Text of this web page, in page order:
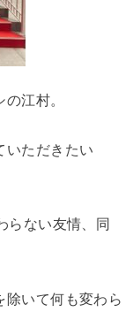
江村。
いただきたい
らない友情、同
除いて何も変わら